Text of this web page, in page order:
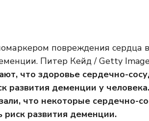
повреждения сердца
Питер Кейд / Getty
что здоровье сердечно-
развития деменции у человека.
что некоторые сердечно-
риск развития деменции.